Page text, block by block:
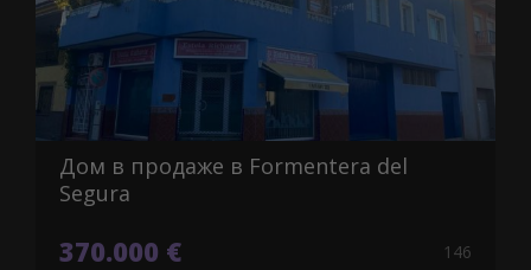
Дом в продаже в Formentera del
Segura
370.000 € 146